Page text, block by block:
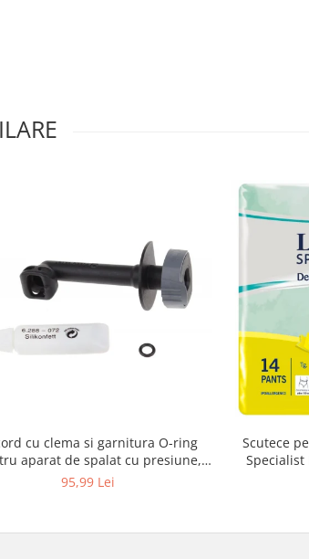
cu clema si garnitura O-ring
aparat de spalat cu presiune,
4.064-047.0, K2, K3, K4
95,99 Lei
Scutece
Specialist